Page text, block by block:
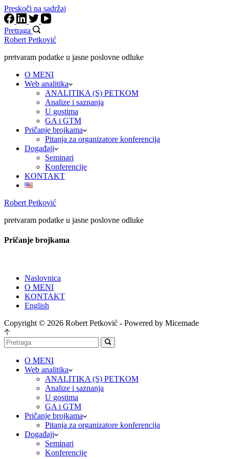
Preskoči na sadržaj
Pretraga
Robert Petković
pretvaram podatke u jasne poslovne odluke
O MENI
Web analitika
ANALITIKA (S) PETKOM
Analize i saznanja
U gostima
GA i GTM
Pričanje brojkama
Pitanja za organizatore konferencija
Događaji
Seminari
Konferencije
KONTAKT
Robert Petković
pretvaram podatke u jasne poslovne odluke
Pričanje brojkama
Naslovnica
O MENI
KONTAKT
English
Copyright © 2026 Robert Petković - Powered by Micemade
O MENI
Web analitika
ANALITIKA (S) PETKOM
Analize i saznanja
U gostima
GA i GTM
Pričanje brojkama
Pitanja za organizatore konferencija
Događaji
Seminari
Konferencije